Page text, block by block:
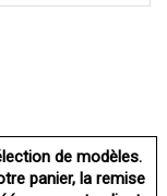
de modèles.
panier, la remise